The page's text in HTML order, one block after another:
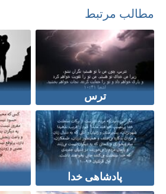
مطالب مرتبط
ترس
پادشاهی خدا